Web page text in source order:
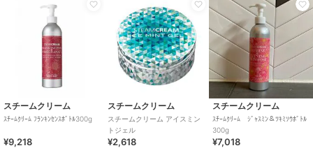
スチームクリーム
ｽﾁｰﾑｸﾘｰﾑ ﾌﾗﾝｷﾝｾﾝｽﾎﾞﾄﾙ300g
¥9,218
スチームクリーム
スチームクリーム アイスミン
トジェル
¥2,618
スチームクリーム
ｽﾁｰﾑｸﾘｰﾑ ｼﾞｬｽﾐﾝ＆ﾂｷﾐｿｳﾎﾞﾄﾙ
300g
¥7,018